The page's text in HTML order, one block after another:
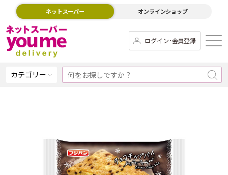
ネットスーパー オンラインショップ
ログイン･会員登録
カテゴリー